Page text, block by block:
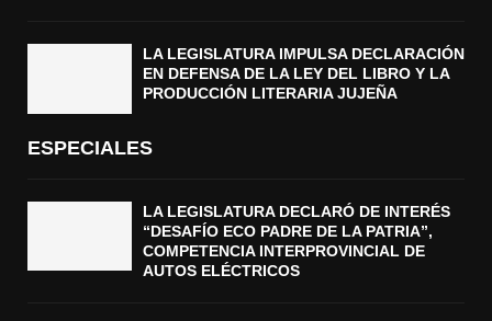
LA LEGISLATURA IMPULSA DECLARACIÓN
EN DEFENSA DE LA LEY DEL LIBRO Y LA
PRODUCCIÓN LITERARIA JUJEÑA
ESPECIALES
LA LEGISLATURA DECLARÓ DE INTERÉS
“DESAFÍO ECO PADRE DE LA PATRIA”,
COMPETENCIA INTERPROVINCIAL DE
AUTOS ELÉCTRICOS